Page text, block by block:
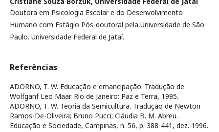
Doutora em Psicologia Escolar e do Desenvolvimento
Humano com Estágio Pós-doutoral pela Universidade de São
Paulo. Universidade Federal de Jataí.
Referências
ADORNO, T. W. Educação e emancipação. Tradução de
Wolfganf Leo Maar. Rio de Janeiro: Paz e Terra, 1995.
ADORNO, T. W. Teoria da Semicultura. Tradução de Newton
Ramos-De-Oliveira; Bruno Pucci; Cláudia B. M. Abreu.
Educação e Sociedade, Campinas, n. 56, p. 388-441, dez. 1996.